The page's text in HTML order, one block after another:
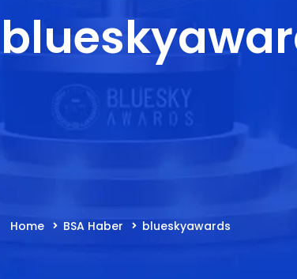
Home BSA Haber blueskyawards